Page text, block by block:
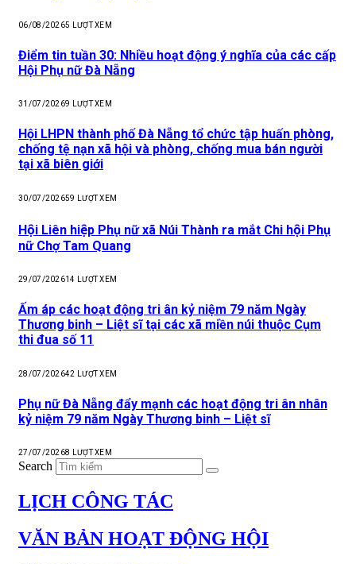
06/08/20265 LƯỢT XEM
Điểm tin tuần 30: Nhiều hoạt động ý nghĩa của các cấp
Hội Phụ nữ Đà Nẵng
31/07/20269 LƯỢT XEM
Hội LHPN thành phố Đà Nẵng tổ chức tập huấn phòng,
chống tệ nạn xã hội và phòng, chống mua bán người
tại xã biên giới
30/07/202659 LƯỢT XEM
Hội Liên hiệp Phụ nữ xã Núi Thành ra mắt Chi hội Phụ
nữ Chợ Tam Quang
29/07/202614 LƯỢT XEM
Ấm áp các hoạt động tri ân kỷ niệm 79 năm Ngày
Thương binh – Liệt sĩ tại các xã miền núi thuộc Cụm
thi đua số 11
28/07/202642 LƯỢT XEM
Phụ nữ Đà Nẵng đẩy mạnh các hoạt động tri ân nhân
kỷ niệm 79 năm Ngày Thương binh – Liệt sĩ
27/07/20268 LƯỢT XEM
Search
LỊCH CÔNG TÁC
VĂN BẢN HOẠT ĐỘNG HỘI